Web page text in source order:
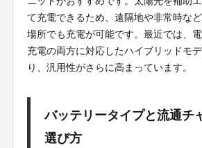
て充電できるため、遠隔地や非常時な
場所でも充電が可能です。最近では、
充電の両方に対応したハイブリッドモ
り、汎用性がさらに高まっています。
バッテリータイプと流通チ
選び方